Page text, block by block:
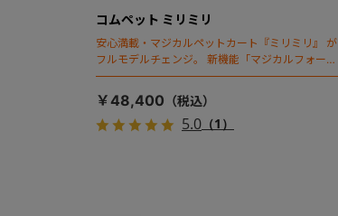
コムペット ミリミリ
安心満載・マジカルペットカート『ミリミリ』 が
フルモデルチェンジ。 新機能「マジカルフォール
ディング」搭載
￥48,400
5.0 （1）